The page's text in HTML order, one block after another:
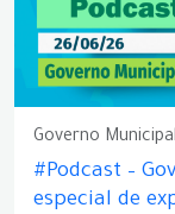
Governo Municipal
#Podcast –
especial de